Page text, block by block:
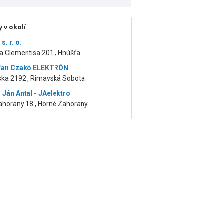
v okolí
s. r. o.
Clementisa 201 , Hnúšťa
Czakó ELEKTRÓN
2192 , Rimavská Sobota
Ján Antal - JAelektro
18 , Horné Zahorany